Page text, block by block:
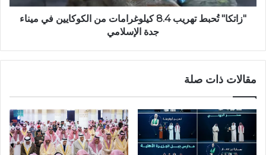
"زاتكا" تُحبط تهريب 8.4 كيلوغرامات من الكوكايين في ميناء
جدة الإسلامي
مقالات ذات صلة